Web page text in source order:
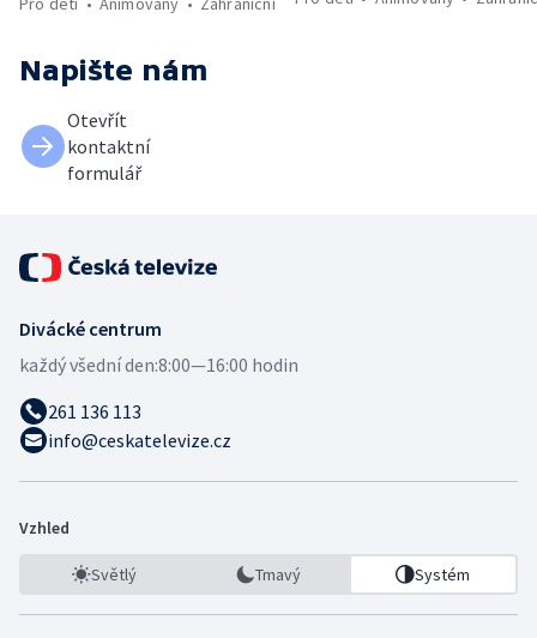
Napište nám
Otevřít
kontaktní
formulář
Divácké centrum
každý všední den:8:00—16:00 hodin
261 136 113
info@ceskatelevize.cz
Vzhled
Světlý Tmavý Systém